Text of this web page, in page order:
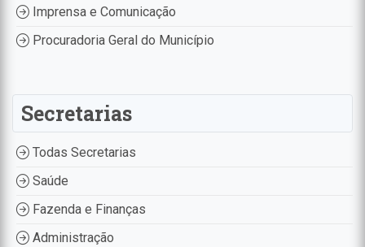
Imprensa e Comunicação
Procuradoria Geral do Município
Secretarias
Todas Secretarias
Saúde
Fazenda e Finanças
Administração